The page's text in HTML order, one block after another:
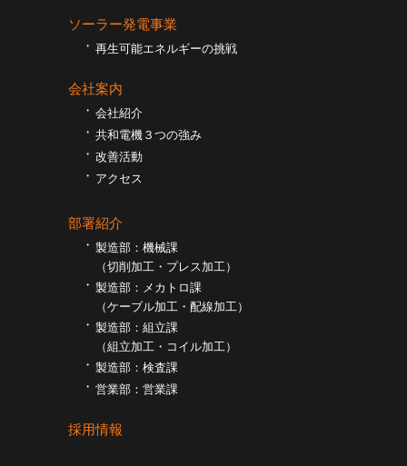
ソーラー発電事業
再生可能エネルギーの挑戦
会社案内
会社紹介
共和電機３つの強み
改善活動
アクセス
部署紹介
製造部：機械課
（切削加工・プレス加工）
製造部：メカトロ課
（ケーブル加工・配線加工）
製造部：組立課
（組⽴加工・コイル加工）
製造部：検査課
営業部：営業課
採用情報